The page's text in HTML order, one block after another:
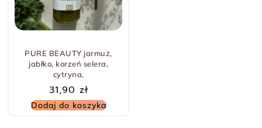
PURE BEAUTY jarmuż,
jabłko, korzeń selera,
cytryna,
31,90 zł
Dodaj do koszyka